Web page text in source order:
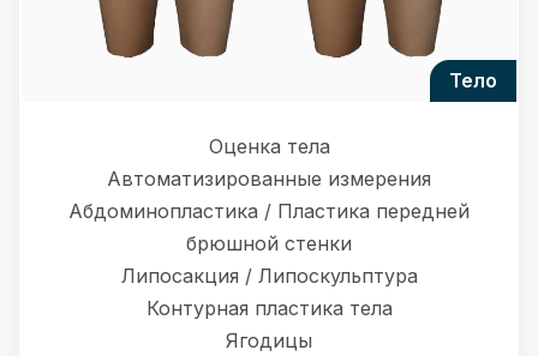
тело
Оценка тела
Автоматизированные измерения
Абдоминопластика / Пластика передней
брюшной стенки
Липосакция / Липоскульптура
Контурная пластика тела
Ягодицы